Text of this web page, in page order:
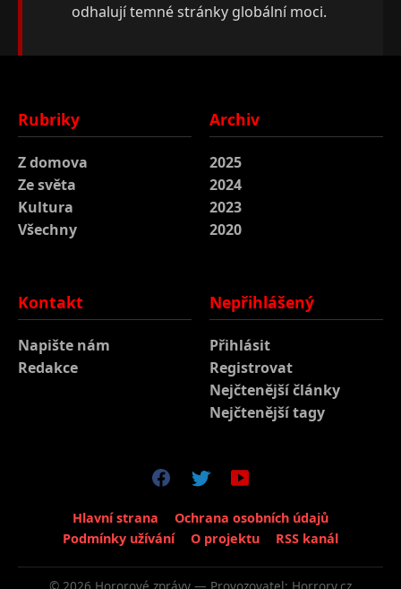
odhalují temné stránky globální moci.
Rubriky
Z domova
Ze světa
Kultura
Všechny
Archiv
2025
2024
2023
2020
Kontakt
Napište nám
Redakce
Nepřihlášený
Přihlásit
Registrovat
Nejčtenější články
Nejčtenější tagy
Hlavní strana
Ochrana osobních údajů
Podmínky užívání
O projektu RSS kanál